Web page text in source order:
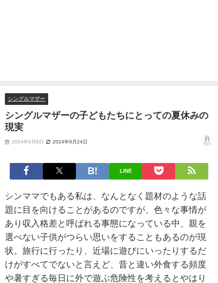
シングルマザー
シングルマザーの子どもたちにとっての夏休みの
現実
2024年9月8日 2024年9月24日
LINE
シンママでもある私は、なんとなく題材のような話
題に目を向けることがあるのですが、色々な事情が
あり収入格差と呼ばれる事態になっている中、親を
選べない子供がつらい思いをすることもあるのが現
状。旅行に行ったり、近場に遊びにいったりするだ
けがすべてでないと言えど、昔と違い外食する頻度
や暑すぎる毎日に外で遊ぶ危険性を考えるとやはり